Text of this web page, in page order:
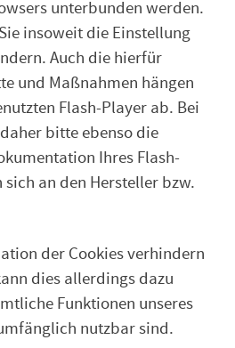
unterbunden werden.
insoweit die Einstellung
Auch die hierfür
und Maßnahmen hängen
Flash-Player ab. Bei
bitte ebenso die
Ihres Flash-
an den Hersteller bzw.
der Cookies verhindern
dies allerdings dazu
Funktionen unseres
nutzbar sind.